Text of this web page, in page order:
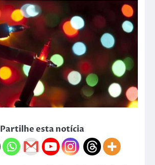
Partilhe esta notícia